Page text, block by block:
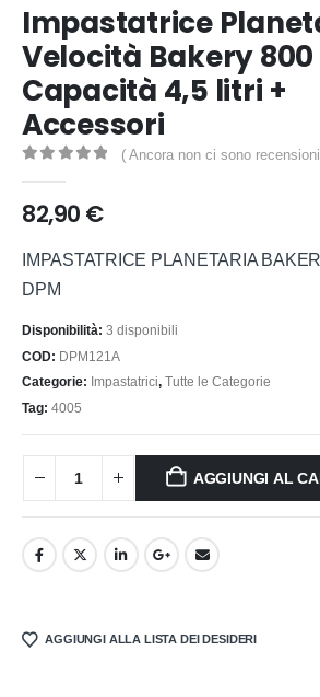
Impastatrice
Velocità Bakery
Capacità 4,5 litri +
Accessori
( Ancora non ci sono
82,90 €
IMPASTATRICE PLANETARIA
DPM
Disponibilità: 3 disponibili
COD: DPM121A
Categorie: Impastatrici, Tutte le Categorie
Tag: 4005
AGGIUNGI AL
AGGIUNGI ALLA LISTA DEI DESIDERI